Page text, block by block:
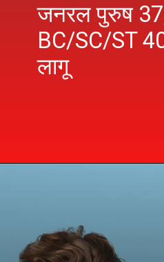
जनरल पुरुष
BC/SC/ST
लागू